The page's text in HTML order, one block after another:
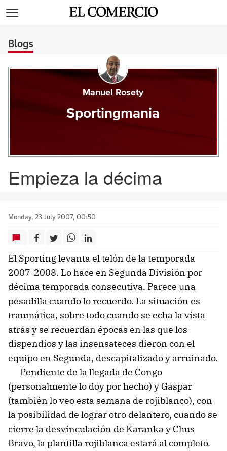
Blogs
Manuel Rosety
Sportingmania
Empieza la décima
Monday, 23 July 2007, 00:50
El Sporting levanta el telón de la temporada
2007-2008. Lo hace en Segunda División por
décima temporada consecutiva. Parece una
pesadilla cuando lo recuerdo. La situación es
traumática, sobre todo cuando se echa la vista
atrás y se recuerdan épocas en las que los
dispendios y las insensateces dieron con el
equipo en Segunda, descapitalizado y arruinado.
Pendiente de la llegada de Congo
(personalmente lo doy por hecho) y Gaspar
(también lo veo esta semana de rojiblanco), con
la posibilidad de lograr otro delantero, cuando se
cierre la desvinculación de Karanka y Chus
Bravo, la plantilla rojiblanca estará al completo.